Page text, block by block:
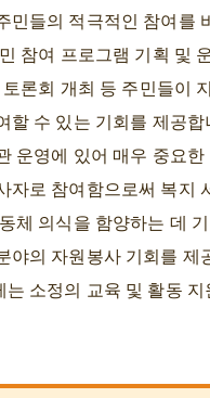
민들의 적극적인 참여를
참여 프로그램 기획 및
론회 개최 등 주민들이
할 수 있는 기회를 제공합
운영에 있어 매우 중요
자로 참여함으로써 복지
체 의식을 함양하는 데
야의 자원봉사 기회를 제
소정의 교육 및 활동 지